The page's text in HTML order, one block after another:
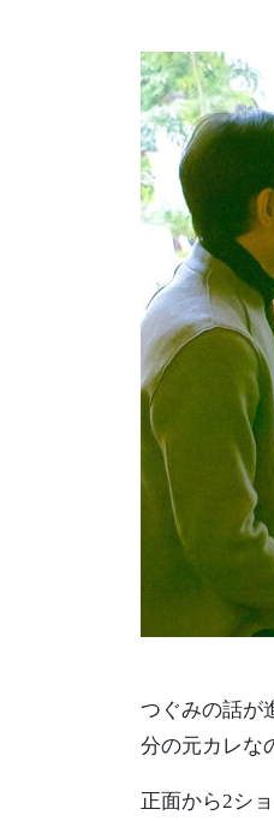
つぐみの話が
分の元カレな
正面から2シ